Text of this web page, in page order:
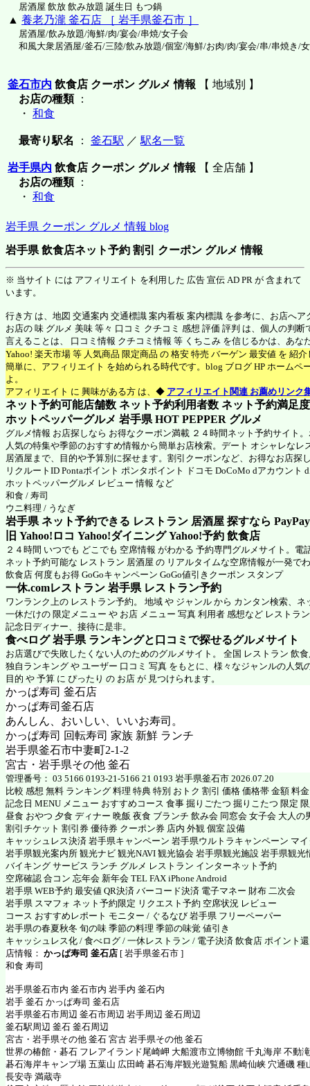
居酒屋 飲放 飲み放題 誕生日 もつ鍋
▲ 養老乃瀧 釜石店 ［ 岩手県釜石市 ］
居酒屋/飲み放題/海鮮/肉/宴会/串焼/女子会
和風大衆居酒屋/釜石/三陸/飲み放題/個室/海鮮/お肉/肉/宴会/串/串焼き/
釜石市内 飲食店 クーポン グルメ 情報 【 地域別 】
お店の種類：
・ 和食
最寄り駅名 ： 釜石駅 ／ 駅名一覧
岩手県内 飲食店 クーポン グルメ 情報 【 全店舗 】
お店の種類：
・ 和食
岩手県 クーポン グルメ 情報 blog
岩手県 飲食店ネット予約 割引 クーポン グルメ 情報
※ 当サイト には アフィリエイト を利用した 広告 宣伝 AD PR が 含まれて
います。
行き方 は、地図 交通案内 交通標識 案内看板 案内標識 を参考に、お店へア
お店の 味 グルメ 美味 等々 口コミ クチコミ 感想 評価 評判 は、個人の判断
言えることは、 口コミ情報 クチコミ情報 等 くちこみ を信じるかは、あな
Yahoo! 楽天市場 等 人気商品 限定商品 の 格安 特売 バーゲン 最安値 を 紹
簡単に、アフィリエイト を始められる時代です。blog ブログ HP ホームペ
よ。
アフィリエイト に 興味がある方 は、◆ アフィリエイト関連 お薦めリンク
ネット予約可能店舗数 ネット予約利用者数 ネット予約満足
ホットペッパーグルメ 岩手県 HOT PEPPER グルメ
グルメ情報 お店探しなら お得なクーポン満載 ２４時間ネット予約サイト
人気の特集や季節のおすすめ情報から簡単お店検索。デート オシャレなレ
居酒屋まで、目的や予算別に探せます。割引クーポンなど、お得なお店探
リクルートID Pontaポイント ポンタポイント ドコモ DoCoMo dアカウント
ホットペッパーグルメ レビュー 情報 など
和食 / 寿司
ウニ料理 / うなぎ
岩手県 ネット予約できる レストラン 居酒屋 探すなら
旧 Yahoo!ロコ Yahoo!ダイニング Yahoo!予約 飲食店
２４時間 いつでも どこでも 空席情報 がわかる 予約専門グルメサイト。電
ネット予約可能な レストラン 居酒屋 の リアルタイムな空席情報が一発で
飲食店 何度もお得 GoGoキャンペーン GoGo値引きクーポン スタンプ
一休.comレストラン 岩手県 レストラン予約
ワンランク上の レストラン予約。 地域 や ジャンル から カンタン検索、ネ
一休だけの 限定メニュー や お店 メニュー 写真 利用者 感想など レストラ
記念日ディナー、接待に是非。
食べログ 岩手県 ランキングと口コミで探せるグルメサイト
お店選びで失敗したくない人のためのグルメサイト。 全国 レストラン 飲
独自ランキング や ユーザー 口コミ 写真 をもとに、様々なジャンルの人気
目的 や 予算 に ぴったり の お店 が 見つけられます。
かっぱ寿司 釜石店
かっぱ寿司釜石店
あんしん、おいしい、いいお寿司。
かっぱ寿司 回転寿司 家族 新鮮 ランチ
岩手県釜石市中妻町2-1-2
宮古・岩手県その他 釜石
管理番号： 03 5166 0193-21-5166 21 0193 岩手県釜石市 2026.07.20
比較 感想 無料 ランキング 料理 特典 特別 おトク 割引 価格 価格帯 金額 料
記念日 MENU メニュー おすすめコース 食事 掘りごたつ 掘りこたつ 限定
昼食 おやつ 夕食 ディナー 晩飯 夜食 ブランチ 飲み会 同窓会 女子会 大人の
割引チケット 割引券 優待券 クーポン券 店内 外観 個室 設備
キャッシュレス決済 岩手県キャンペーン 岩手県ウルトラキャンペーン マ
岩手県観光案内所 観光ナビ 観光NAVI 観光協会 岩手県観光施設 岩手県観光
バイキング サービス ランチ グルメ レストラン インターネット予約
空席確認 合コン 忘年会 新年会 TEL FAX iPhone Android
岩手県 WEB予約 最安値 QR決済 バーコード決済 電子マネー 財布 二次会
岩手県 スマフォ ネット予約限定 リクエスト予約 空席状況 レビュー
コース おすすめレポート モニター / ぐるなび 岩手県 フリーペーパー
岩手県の春夏秋冬 旬の味 季節の料理 季節の味覚 値引き
キャッシュレス化 / 食べログ / 一休レストラン / 電子決済 飲食店 ポイント
店情報： かっぱ寿司 釜石店 [ 岩手県釜石市 ]
和食 寿司
岩手県釜石市内 釜石市内 岩手内 釜石内
岩手 釜石 かっぱ寿司 釜石店
岩手県釜石市周辺 釜石市周辺 岩手周辺 釜石周辺
釜石駅周辺 釜石 釜石周辺
宮古・岩手県その他 釜石 宮古 岩手県その他 釜石
世界の椿館・碁石 フレアイランド尾崎岬 大船渡市立博物館 千丸海岸 不動
碁石海岸キャンプ場 五葉山 広田崎 碁石海岸観光遊覧船 黒崎仙峡 穴通磯 種
長安寺 満蔵寺